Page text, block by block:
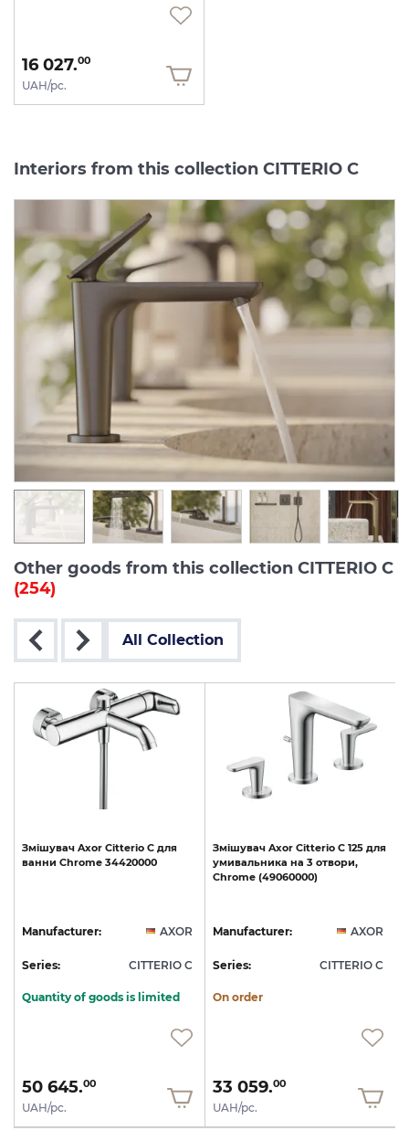
16 027.00
UAH/pc.
Interiors from this collection CITTERIO C
Other goods from this collection CITTERIO C
(254)
All Collection
Змішувач Axor Citterio C для
ванни Chrome 34420000
Manufacturer: AXOR
Series: CITTERIO C
Quantity of goods is limited
50 645.00
UAH/pc.
Змішувач Axor Citterio C 125 для
умивальника на 3 отвори,
Chrome (49060000)
Manufacturer: AXOR
Series: CITTERIO C
On order
33 059.00
UAH/pc.